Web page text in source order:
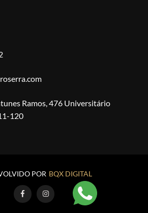
Ramos, 476 Universitário
120
POR BQX DIGITAL